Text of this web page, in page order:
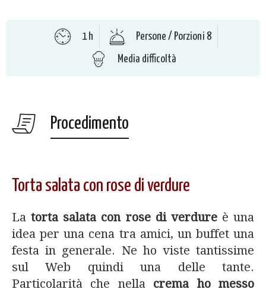
1 h
Persone / Porzioni 8
Media difficoltà
Procedimento
Torta salata con rose di verdure
Latorta salata con rose di verdureè una
idea per una cena tra amici, un buffet una
festa in generale. Ne ho viste tantissime
sul Web quindi una delle tante.
Particolarità che nella crema ho messo